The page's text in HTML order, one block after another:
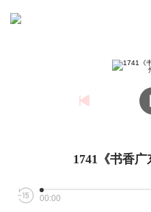
1741《书香
00:00